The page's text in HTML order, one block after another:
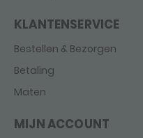
KLANTENSERVICE
Bestellen & Bezorgen
Betaling
Maten
MIJN ACCOUNT